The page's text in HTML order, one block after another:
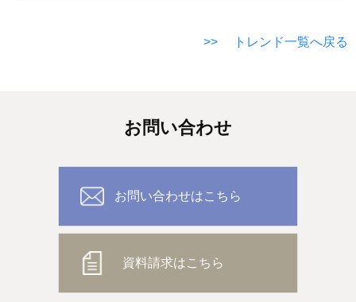
>> トレンド一覧へ戻る
お問い合わせ
お問い合わせはこちら
資料請求はこちら